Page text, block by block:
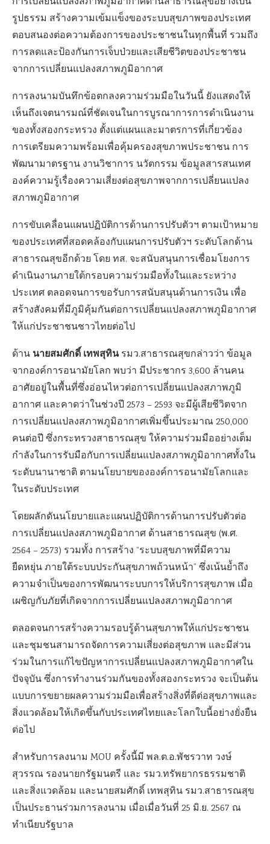
รูปธรรม สร้างความเข้มแข็งของระบบสุขภาพของประเทศ
ตอบสนองต่อความต้องการของประชาชนในทุกพื้นที่ รวมถึง
การลดและป้องกันการเจ็บป่วยและเสียชีวิตของประชาชน
จากการเปลี่ยนแปลงสภาพภูมิอากาศ
การลงนามบันทึกข้อตกลงความร่วมมือในวันนี้ ยังแสดงให้
เห็นถึงเจตนารมณ์ที่ชัดเจนในการบูรณาการการดำเนินงาน
ของทั้งสองกระทรวง ตั้งแต่แผนและมาตรการที่เกี่ยวข้อง
การเตรียมความพร้อมเพื่อคุ้มครองสุขภาพประชาชน การ
พัฒนามาตรฐาน งานวิชาการ นวัตกรรม ข้อมูลสารสนเทศ
องค์ความรู้เรื่องความเสี่ยงต่อสุขภาพจากการเปลี่ยนแปลง
สภาพภูมิอากาศ
การขับเคลื่อนแผนปฏิบัติการด้านการปรับตัวฯ ตามเป้าหมาย
ของประเทศที่สอดคล้องกับแผนการปรับตัวฯ ระดับโลกด้าน
สาธารณสุขอีกด้วย โดย ทส. จะสนับสนุนการเชื่อมโยงการ
ดำเนินงานภายใต้กรอบความร่วมมือทั้งในและระหว่าง
ประเทศ ตลอดจนการขอรับการสนับสนุนด้านการเงิน เพื่อ
สร้างสังคมที่มีภูมิคุ้มกันต่อการเปลี่ยนแปลงสภาพภูมิอากาศ
ให้แก่ประชาชนชาวไทยต่อไป
ด้าน นายสมศักดิ์ เทพสุทินรมว.สาธารณสุขกล่าวว่า ข้อมูล
จากองค์การอนามัยโลก พบว่า มีประชากร 3,600 ล้านคน
อาศัยอยู่ในพื้นที่ซึ่งอ่อนไหวต่อการเปลี่ยนแปลงสภาพภูมิ
อากาศ และคาดว่าในช่วงปี 2573 – 2593 จะมีผู้เสียชีวิตจาก
การเปลี่ยนแปลงสภาพภูมิอากาศเพิ่มขึ้นประมาณ 250,000
คนต่อปี ซึ่งกระทรวงสาธารณสุข ให้ความร่วมมืออย่างเต็ม
กำลังในการรับมือกับการเปลี่ยนแปลงสภาพภูมิอากาศทั้งใน
ระดับนานาชาติ ตามนโยบายขององค์การอนามัยโลกและ
ในระดับประเทศ
โดยผลักดันนโยบายและแผนปฏิบัติการด้านการปรับตัวต่อ
การเปลี่ยนแปลงสภาพภูมิอากาศ ด้านสาธารณสุข (พ.ศ.
2564 – 2573) รวมทั้ง การสร้าง “ระบบสุขภาพที่มีความ
ยืดหยุ่น ภายใต้ระบบประกันสุขภาพถ้วนหน้า” ซึ่งเน้นย้ำถึง
ความจำเป็นของการพัฒนาระบบการให้บริการสุขภาพ เมื่อ
เผชิญกับภัยที่เกิดจากการเปลี่ยนแปลงสภาพภูมิอากาศ
ตลอดจนการสร้างความรอบรู้ด้านสุขภาพให้แก่ประชาชน
และชุมชนสามารถจัดการความเสี่ยงต่อสุขภาพ และมีส่วน
ร่วมในการแก้ไขปัญหาการเปลี่ยนแปลงสภาพภูมิอากาศใน
ปัจจุบัน ซึ่งการทำงานร่วมกันของทั้งสองกระทรวง จะเป็นต้น
แบบการขยายผลความร่วมมือเพื่อสร้างสิ่งที่ดีต่อสุขภาพและ
สิ่งแวดล้อมให้เกิดขึ้นกับประเทศไทยและโลกใบนี้อย่างยั่งยืน
ต่อไป
สำหรับการลงนาม MOU ครั้งนี้มี พล.ต.อ.พัชรวาท วงษ์
สุวรรณ รองนายกรัฐมนตรี และ รมว.ทรัพยากรธรรมชาติ
และสิ่งแวดล้อม และนายสมศักดิ์ เทพสุทิน รมว.สาธารณสุข
เป็นประธานร่วมการลงนาม เมื่อเมื่อวันที่ 25 มิ.ย. 2567 ณ
ทำเนียบรัฐบาล